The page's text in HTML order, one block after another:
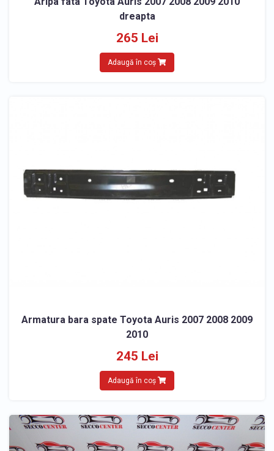
dreapta
265 Lei
Adaugă în coș
Armatura bara spate Toyota Auris 2007 2008 2009
2010
245 Lei
Adaugă în coș